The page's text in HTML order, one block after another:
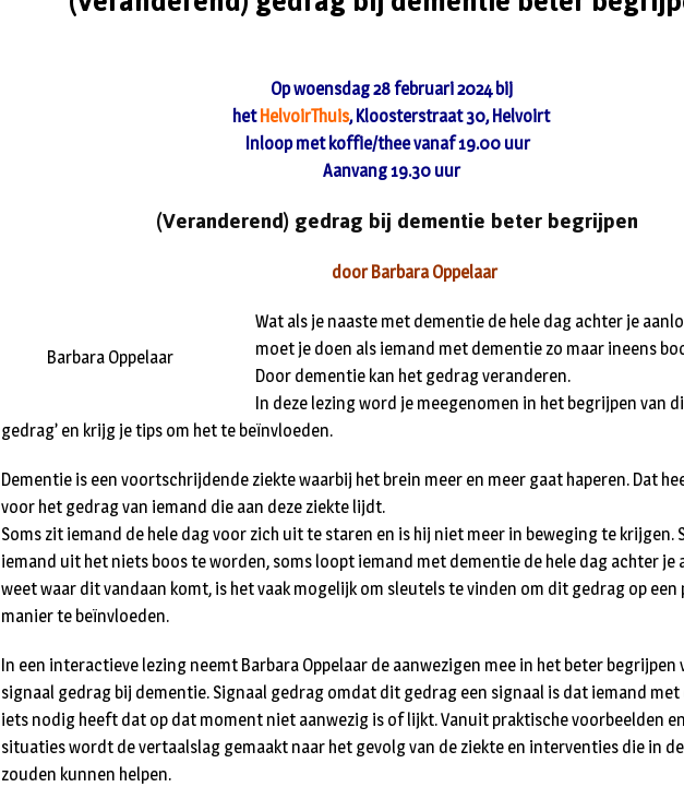
Op woensdag 28 februari 2024 bij
hetHelvoirThuis, Kloosterstraat 30, Helvoirt
Inloop met koffie/thee vanaf 19.00 uur
Aanvang 19.30 uur
(Veranderend) gedrag bij dementie beter begrijpen
door Barbara Oppelaar
Barbara Oppelaar
Wat als je naaste met dementie de hele dag achter je
moet je doen als iemand met dementie zo maar ineens
Door dementie kan het gedrag veranderen.
In deze lezing word je meegenomen in het begrijpen van
gedrag’ en krijg je tips om het te beïnvloeden.
Dementie is een voortschrijdende ziekte waarbij het brein meer en meer gaat haperen. Dat
voor het gedrag van iemand die aan deze ziekte lijdt.
Soms zit iemand de hele dag voor zich uit te staren en is hij niet meer in beweging te krijgen.
iemand uit het niets boos te worden, soms loopt iemand met dementie de hele dag achter je
weet waar dit vandaan komt, is het vaak mogelijk om sleutels te vinden om dit gedrag op een
manier te beïnvloeden.
In een interactieve lezing neemt Barbara Oppelaar de aanwezigen mee in het beter begrijpen
signaal gedrag bij dementie. Signaal gedrag omdat dit gedrag een signaal is dat iemand
iets nodig heeft dat op dat moment niet aanwezig is of lijkt. Vanuit praktische voorbeelden
situaties wordt de vertaalslag gemaakt naar het gevolg van de ziekte en interventies die in
zouden kunnen helpen.